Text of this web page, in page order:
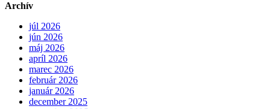
Archív
júl 2026
jún 2026
máj 2026
apríl 2026
marec 2026
február 2026
január 2026
december 2025